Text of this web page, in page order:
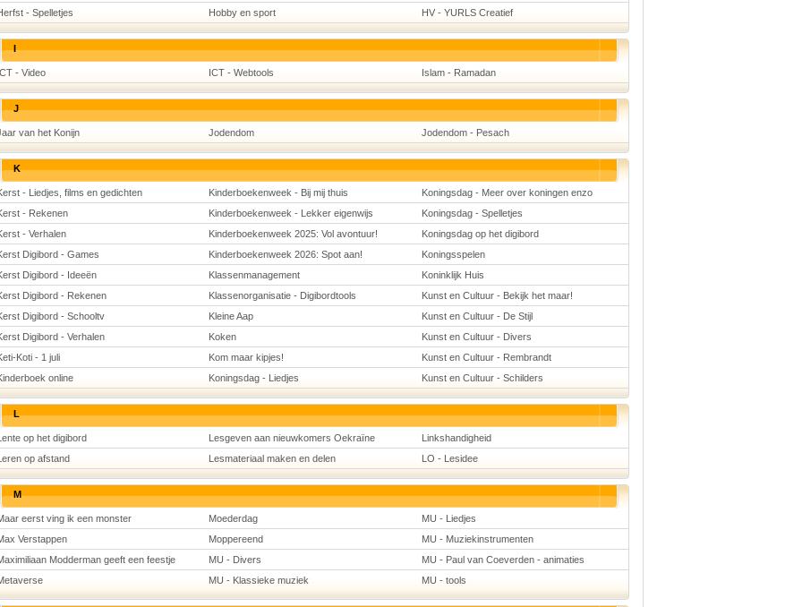
- Spelletjes
Hobby en sport HV - YURLS Creatief
I
- Video ICT - Webtools Islam - Ramadan
J
van het Konijn Jodendom Jodendom - Pesach
K
- Liedjes, films en gedichten Kinderboekenweek - Bij mij thuis
Koningsdag - Meer over koningen enzo
- Rekenen
Kinderboekenweek - Lekker eigenwijs
Koningsdag - Spelletjes
- Verhalen
Kinderboekenweek 2025: Vol avontuur!
Koningsdag op het digibord
Digibord - Games
Kinderboekenweek 2026: Spot aan!
Koningsspelen
Digibord - Ideeën
Klassenmanagement
Koninklijk Huis
Digibord - Rekenen
Klassenorganisatie - Digibordtools
Kunst en Cultuur - Bekijk het maar!
Digibord - Schooltv
Kleine Aap
Kunst en Cultuur - De Stijl
Digibord - Verhalen
Koken
Kunst en Cultuur - Divers
Koti - 1 juli
Kom maar kipjes!
Kunst en Cultuur - Rembrandt
online
Koningsdag - Liedjes Kunst en Cultuur - Schilders
L
op het digibord Lesgeven aan nieuwkomers Oekraïne
Linkshandigheid
op afstand
Lesmateriaal maken en delen LO - Lesidee
M
eerst ving ik een monster Moederdag
MU - Liedjes
Verstappen
Moppereend
MU - Muziekinstrumenten
Modderman geeft een feestje
MU - Divers
MU - Paul van Coeverden - animaties
MU - Klassieke muziek MU - tools